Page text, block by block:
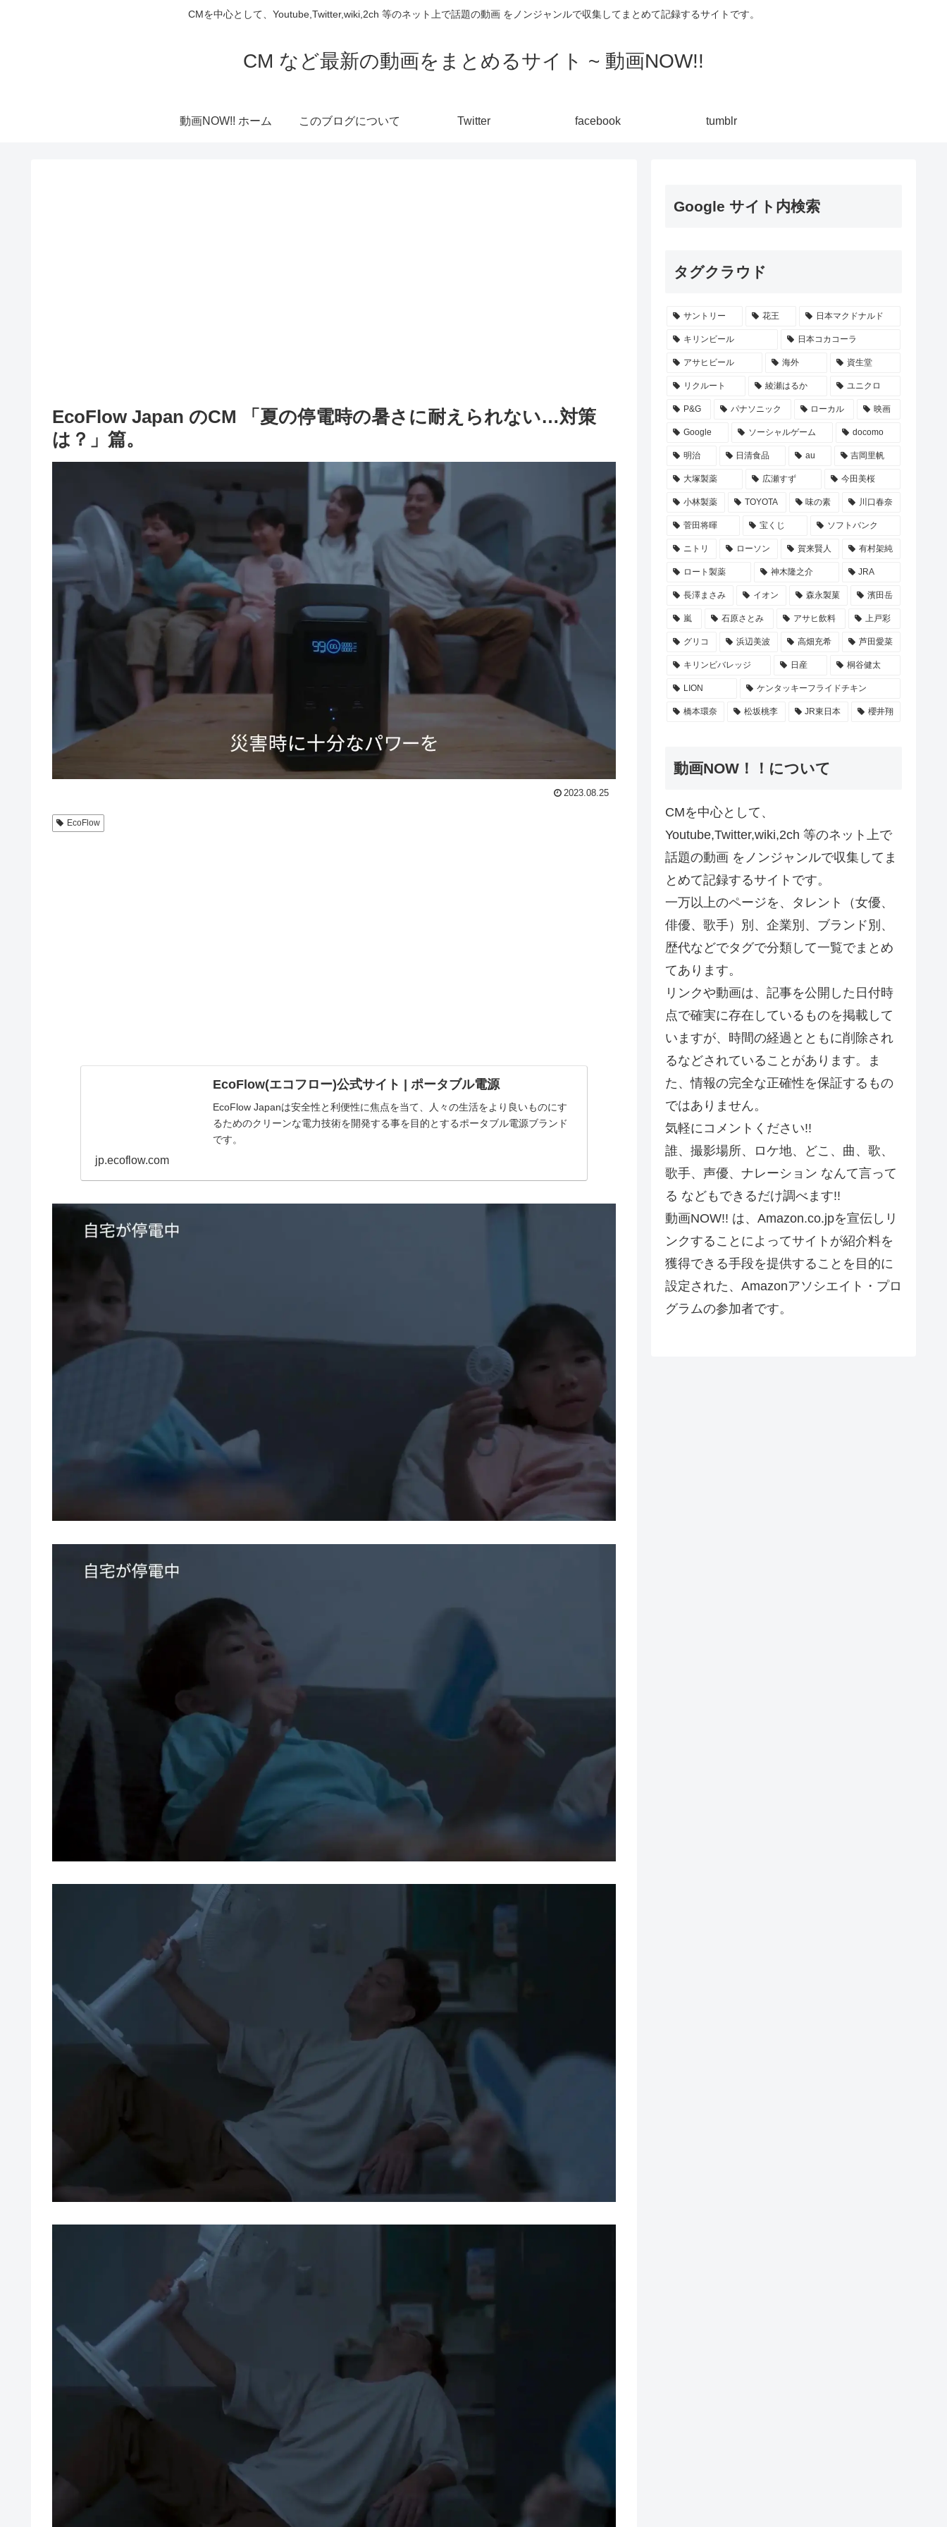
CMを中心として、Youtube,Twitter,wiki,2ch 等のネット上で話題の動画 をノンジャンルで収集してまとめて記録するサイトです。
CM など最新の動画をまとめるサイト ~ 動画NOW!!
動画NOW!! ホーム このブログについて Twitter facebook tumblr
EcoFlow Japan のCM 「夏の停電時の暑さに耐えられない…対策
は？」篇。
2023.08.25
EcoFlow
EcoFlow(エコフロー)公式サイト | ポータブル電源
EcoFlow Japanは安全性と利便性に焦点を当て、人々の生活をより良いものにす
るためのクリーンな電力技術を開発する事を目的とするポータブル電源ブランド
です。
jp.ecoflow.com
Google サイト内検索
タグクラウド
サントリー 花王 日本マクドナルド
キリンビール 日本コカコーラ
アサヒビール 海外 資生堂
リクルート 綾瀬はるか ユニクロ
P&G パナソニック ローカル 映画
Google ソーシャルゲーム docomo
明治 日清食品 au 吉岡里帆
大塚製薬 広瀬すず 今田美桜
小林製薬 TOYOTA 味の素 川口春奈
菅田将暉 宝くじ ソフトバンク
ニトリ ローソン 賀来賢人 有村架純
ロート製薬 神木隆之介 JRA
長澤まさみ イオン 森永製菓 濱田岳
嵐 石原さとみ アサヒ飲料 上戸彩
グリコ 浜辺美波 高畑充希 芦田愛菜
キリンビバレッジ 日産 桐谷健太
LION ケンタッキーフライドチキン
橋本環奈 松坂桃李 JR東日本 櫻井翔
動画NOW！！について
CMを中心として、
Youtube,Twitter,wiki,2ch 等のネット上で
話題の動画 をノンジャンルで収集してま
とめて記録するサイトです。
一万以上のページを、タレント（女優、
俳優、歌手）別、企業別、ブランド別、
歴代などでタグで分類して一覧でまとめ
てあります。
リンクや動画は、記事を公開した日付時
点で確実に存在しているものを掲載して
いますが、時間の経過とともに削除され
るなどされていることがあります。ま
た、情報の完全な正確性を保証するもの
ではありません。
気軽にコメントください!!
誰、撮影場所、ロケ地、どこ、曲、歌、
歌手、声優、ナレーション なんて言って
る などもできるだけ調べます!!
動画NOW!! は、Amazon.co.jpを宣伝しリ
ンクすることによってサイトが紹介料を
獲得できる手段を提供することを目的に
設定された、Amazonアソシエイト・プロ
グラムの参加者です。